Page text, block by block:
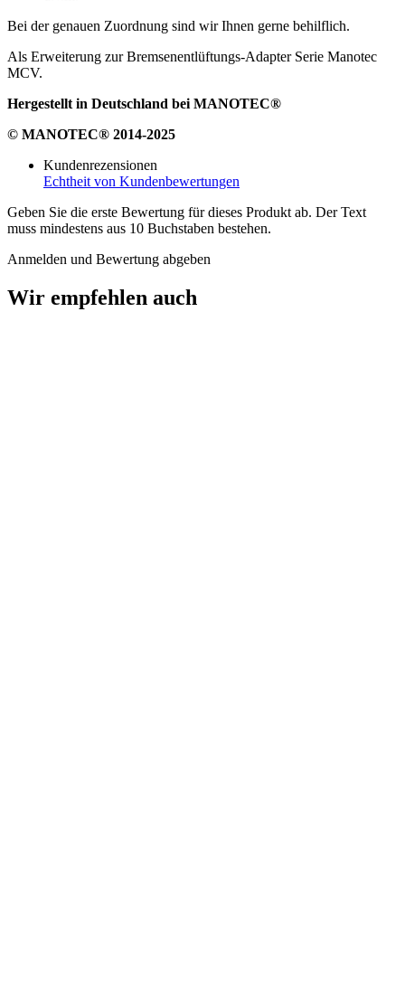
Bei der genauen Zuordnung sind wir Ihnen gerne behilflich.
Als Erweiterung zur Bremsenentlüftungs-Adapter Serie Manotec
MCV.
Hergestellt in Deutschland bei MANOTEC®
© MANOTEC® 2014-2025
Kundenrezensionen
Echtheit von Kundenbewertungen
Geben Sie die erste Bewertung für dieses Produkt ab. Der Text
muss mindestens aus 10 Buchstaben bestehen.
Anmelden und Bewertung abgeben
Wir empfehlen auch